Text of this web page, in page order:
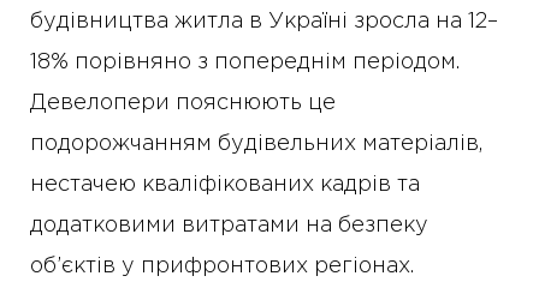
будівництва житла в Україні зросла на 12–
18% порівняно з попереднім періодом.
Девелопери пояснюють це
подорожчанням будівельних матеріалів,
нестачею кваліфікованих кадрів та
додатковими витратами на безпеку
об’єктів у прифронтових регіонах.